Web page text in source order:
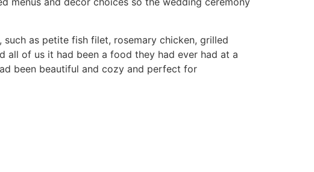
as petite fish filet, rosemary chicken, grilled
all of us it had been a food they had ever had at a
been beautiful and cozy and perfect for